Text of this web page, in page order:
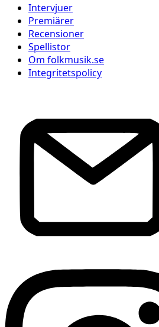
Intervjuer
Premiärer
Recensioner
Spellistor
Om folkmusik.se
Integritetspolicy